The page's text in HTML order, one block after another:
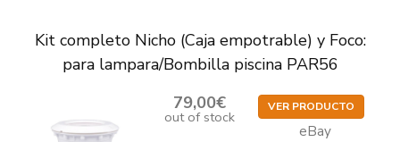
Kit completo Nicho (Caja empotrable) y Foco:
para lampara/Bombilla piscina PAR56
79,00€
out of stock
VER PRODUCTO
eBay